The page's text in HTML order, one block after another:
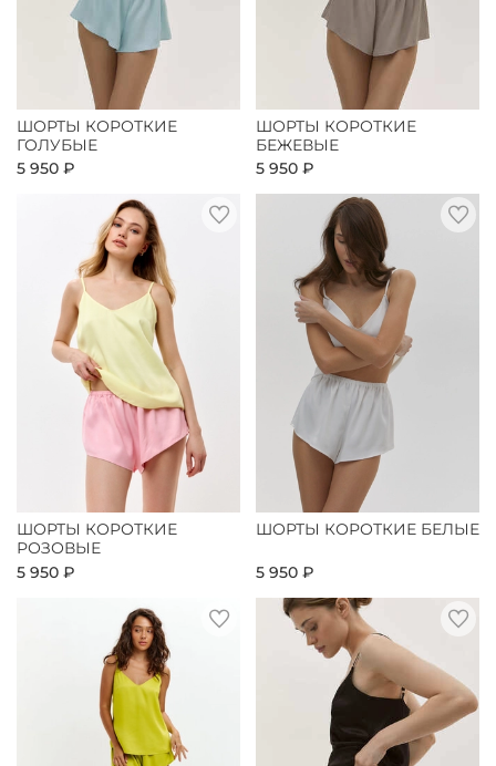
ШОРТЫ КОРОТКИЕ
ГОЛУБЫЕ
5 950 ₽
ШОРТЫ КОРОТКИЕ
БЕЖЕВЫЕ
5 950 ₽
ШОРТЫ КОРОТКИЕ
РОЗОВЫЕ
5 950 ₽
ШОРТЫ КОРОТКИЕ БЕЛЫЕ
5 950 ₽